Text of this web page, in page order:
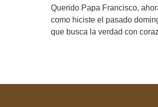
Querido Papa Francisco,
como hiciste el pasado
que busca la verdad con